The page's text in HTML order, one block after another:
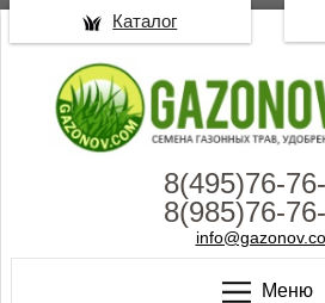
8(495)76-
8(985)76-
Меню
Каталог